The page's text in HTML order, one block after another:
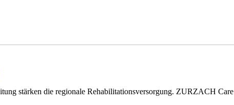
stärken die regionale Rehabilitationsversorgung. ZURZACH